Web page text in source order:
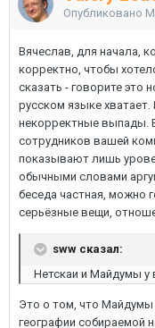
Опубликовано
Вячеслав, для начала,
корректно, чтобы
сказать - говорите
русском языке
некорректные выпады.
сотрудников вашей
показывают лишь
обычными словами
беседа частная, можно
серьёзные вещи,
sww сказал:
Нетскаи и Майдумы у
Это о том, что Майдумы
географии собираемой